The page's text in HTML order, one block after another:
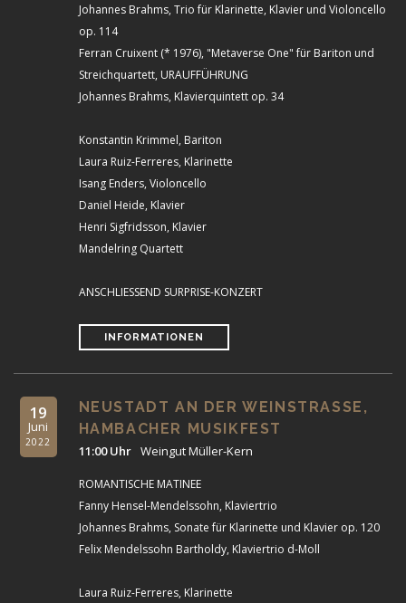
Johannes Brahms, Trio für Klarinette, Klavier und Violoncello
op. 114
Ferran Cruixent (* 1976), "Metaverse One" für Bariton und
Streichquartett, URAUFFÜHRUNG
Johannes Brahms, Klavierquintett op. 34
Konstantin Krimmel, Bariton
Laura Ruiz-Ferreres, Klarinette
Isang Enders, Violoncello
Daniel Heide, Klavier
Henri Sigfridsson, Klavier
Mandelring Quartett
ANSCHLIESSEND SURPRISE-KONZERT
INFORMATIONEN
19
Juni
2022
NEUSTADT AN DER WEINSTRASSE,
HAMBACHER MUSIKFEST
11:00 Uhr Weingut Müller-Kern
ROMANTISCHE MATINEE
Fanny Hensel-Mendelssohn, Klaviertrio
Johannes Brahms, Sonate für Klarinette und Klavier op. 120
Felix Mendelssohn Bartholdy, Klaviertrio d-Moll
Laura Ruiz-Ferreres, Klarinette